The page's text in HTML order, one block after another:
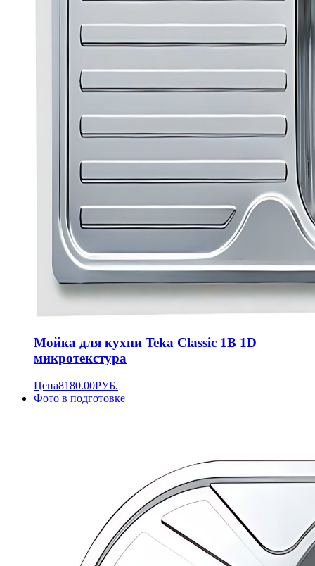
Мойка для кухни Teka Classic 1B 1D
микротекстура
Цена8180.00РУБ.
Фото в подготовке